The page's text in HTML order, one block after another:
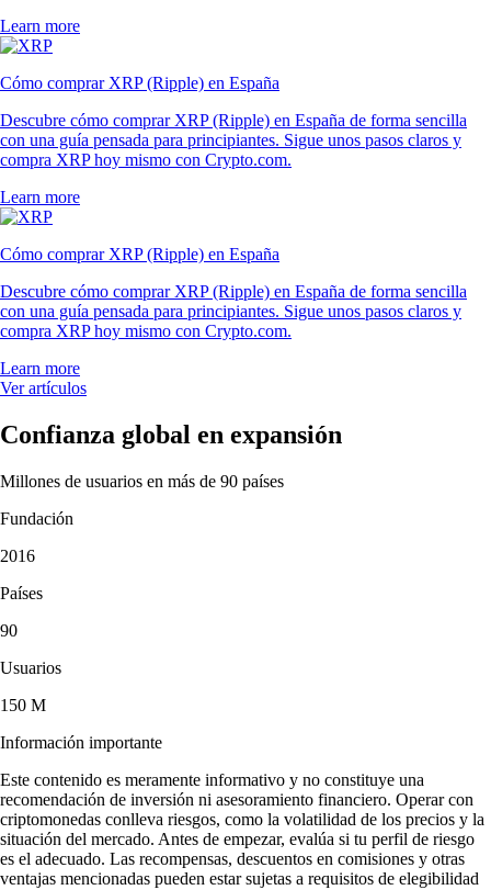
Learn more
Cómo comprar XRP (Ripple) en España
Descubre cómo comprar XRP (Ripple) en España de forma sencilla
con una guía pensada para principiantes. Sigue unos pasos claros y
compra XRP hoy mismo con Crypto.com.
Learn more
Cómo comprar XRP (Ripple) en España
Descubre cómo comprar XRP (Ripple) en España de forma sencilla
con una guía pensada para principiantes. Sigue unos pasos claros y
compra XRP hoy mismo con Crypto.com.
Learn more
Ver artículos
Confianza global en expansión
Millones de usuarios en más de 90 países
Fundación
2016
Países
90
Usuarios
150 M
Información importante
Este contenido es meramente informativo y no constituye una
recomendación de inversión ni asesoramiento financiero. Operar con
criptomonedas conlleva riesgos, como la volatilidad de los precios y la
situación del mercado. Antes de empezar, evalúa si tu perfil de riesgo
es el adecuado. Las recompensas, descuentos en comisiones y otras
ventajas mencionadas pueden estar sujetas a requisitos de elegibilidad